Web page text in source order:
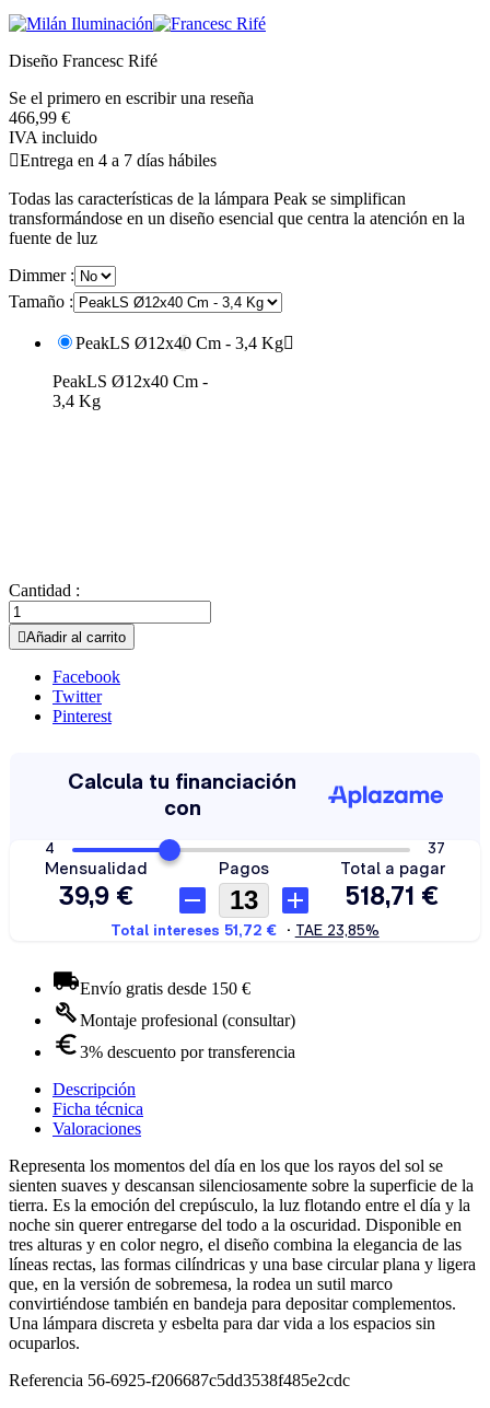
Diseño Francesc Rifé
Se el primero en escribir una reseña
466,99 €
IVA incluido
Entrega en 4 a 7 días hábiles
Todas las características de la lámpara Peak se simplifican
transformándose en un diseño esencial que centra la atención en la
fuente de luz
Dimmer :
Tamaño :
PeakLS Ø12x40 Cm - 3,4 Kg
PeakLS Ø12x40 Cm -
3,4 Kg
Cantidad :
Añadir al carrito
Facebook
Twitter
Pinterest
Envío gratis desde 150 €
Montaje profesional (consultar)
3% descuento por transferencia
Descripción
Ficha técnica
Valoraciones
Representa los momentos del día en los que los rayos del sol se
sienten suaves y descansan silenciosamente sobre la superficie de la
tierra. Es la emoción del crepúsculo, la luz flotando entre el día y la
noche sin querer entregarse del todo a la oscuridad. Disponible en
tres alturas y en color negro, el diseño combina la elegancia de las
líneas rectas, las formas cilíndricas y una base circular plana y ligera
que, en la versión de sobremesa, la rodea un sutil marco
convirtiéndose también en bandeja para depositar complementos.
Una lámpara discreta y esbelta para dar vida a los espacios sin
ocuparlos.
Referencia 56-6925-f206687c5dd3538f485e2cdc